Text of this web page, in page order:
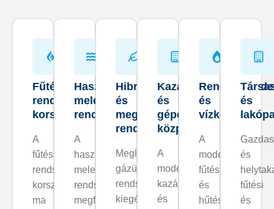
Fűtési
rendszerek
korszerűsítése
A
fűtési
rendszerek
korszerűsítése
ma
Használati
melegvíz-
rendszerek
A
használati
melegvíz-
rendszer
megfelelő
Hibrid
és
megújuló
rendszerek
Meglévő
gázüzemű
rendszerek
kiegészítése
Kazánházak
és
gépészeti
központok
A
modern
kazánházak
és
és
vízkezelés
A
modern
fűtési
és
hűtési
és
és
fűtési
és